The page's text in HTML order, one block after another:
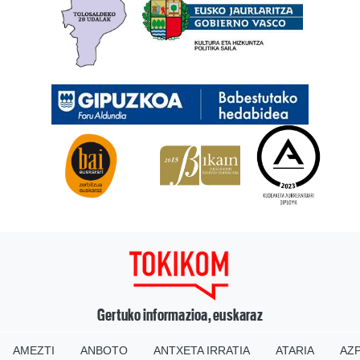
Gertuko informazioa, euskaraz
AMEZTI ANBOTO ANTXETA IRRATIA ATARIA